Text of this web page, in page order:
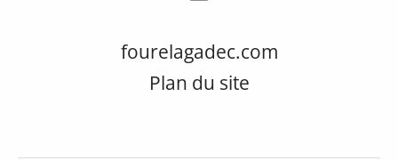
fourelagadec.com
Plan du site